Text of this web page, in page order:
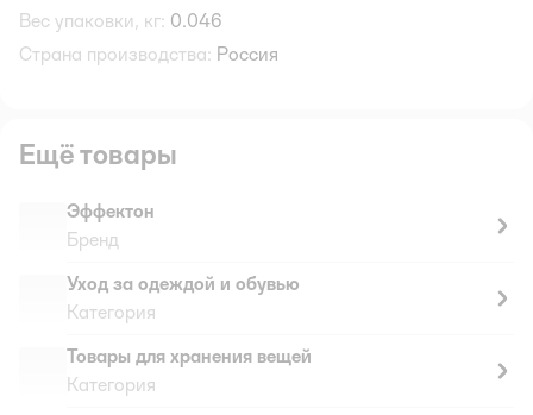
Вес упаковки, кг: 0.046
Страна производства: Россия
Ещё товары
Эффектон
Бренд
Уход за одеждой и обувью
Категория
Товары для хранения вещей
Категория